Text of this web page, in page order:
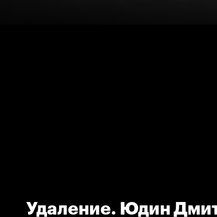
Удаление. Юдин